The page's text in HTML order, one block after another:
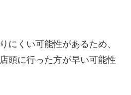
にくい可能性があるため、
頭に行った方が早い可能性